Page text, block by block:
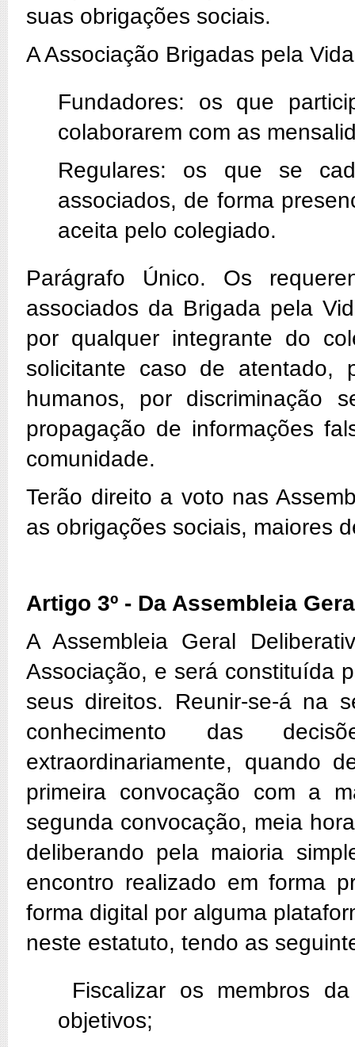
suas obrigações sociais.
A Associação Brigadas pela
Fundadores: os que
colaborarem com as
Regulares: os que se
associados, de forma
aceita pelo colegiado.
Parágrafo Único. Os
associados da Brigada pela
por qualquer integrante do
solicitante caso de atentado,
humanos, por discriminação
propagação de informações
comunidade.
Terão direito a voto nas
as obrigações sociais, maiores
Artigo 3º - Da Assembleia
A Assembleia Geral
Associação, e será constituída
seus direitos. Reunir-se-á na
conhecimento das
extraordinariamente, quando
primeira convocação com a
segunda convocação, meia
deliberando pela maioria
encontro realizado em forma
forma digital por alguma
neste estatuto, tendo as
Fiscalizar os membros
objetivos;